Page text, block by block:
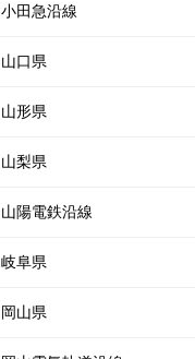
小田急沿線
山口県
山形県
山梨県
山陽電鉄沿線
岐阜県
岡山県